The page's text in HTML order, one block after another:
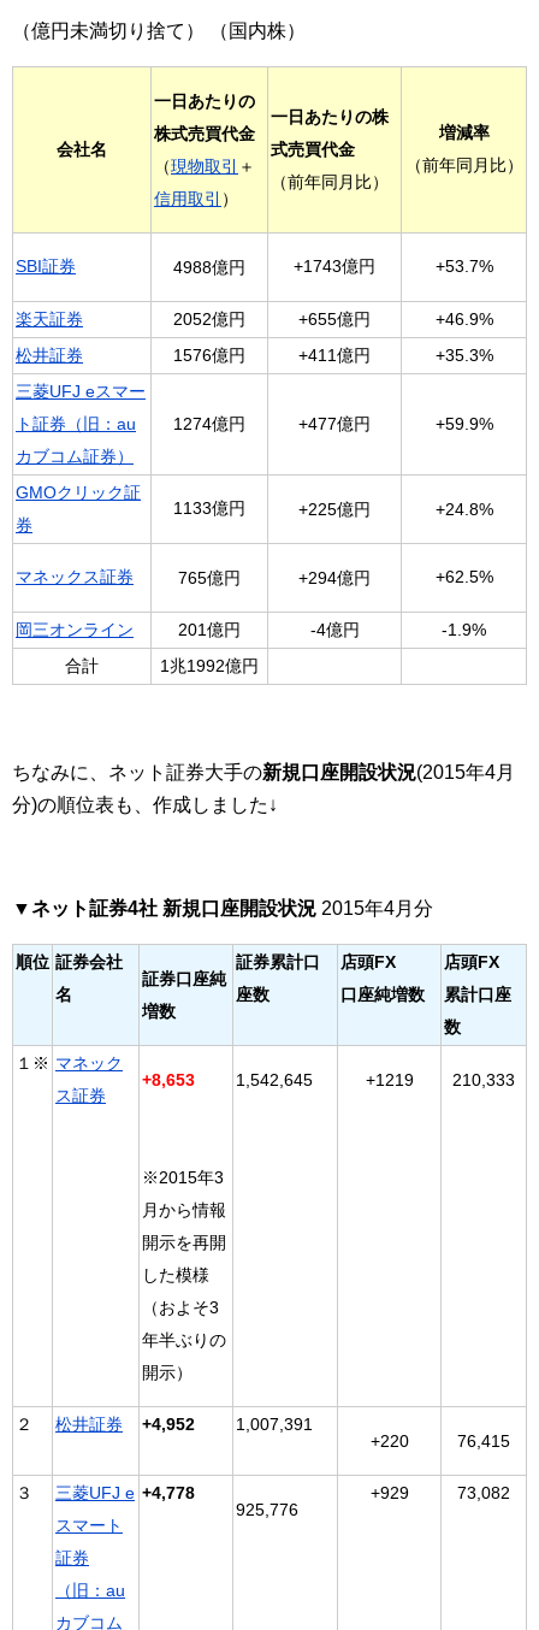
（億円未満切り捨て） （国内株）
会社名
一日あたりの
株式売買代金
（現物取引
＋
信用取引 ）
一日あたりの株
式売買代金
（前年同月比）
増減率
（前年同月比）
SBI証券 4988億円 +1743億円 +53.7%
楽天証券 2052億円 +655億円
+46.9%
松井証券
1576億円 +411億円
+35.3%
三菱UFJ eスマー
ト証券（旧：au
カブコム証券）
1274億円 +477億円 +59.9%
GMOクリック証
券
1133億円 +225億円 +24.8%
マネックス証券 765億円 +294億円 +62.5%
岡三オンライン 201億円 -4億円
-1.9%
合計
1兆1992億円
ちなみに、ネット証券大手の新規口座開設状況(2015年4月
分)の順位表も、作成しました↓
▼ネット証券4社 新規口座開設状況 2015年4月分
順位 証券会社
名
証券口座純
増数
証券累計口
座数
店頭FX
口座純増数
店頭FX
累計口座
数
１※ マネック
ス証券
+8,653
※2015年3
月から情報
開示を再開
した模様
（およそ3
年半ぶりの
開示）
1,542,645 +1219 210,333
２ 松井証券 +4,952
1,007,391
+220 76,415
３
三菱UFJ e
スマート
証券
（旧：au
カブコム
+4,778
925,776
+929 73,082